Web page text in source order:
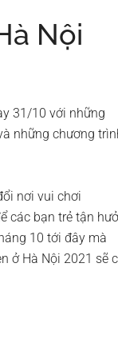
Nội
31/10 với những
những chương
nơi vui chơi
các bạn trẻ tận
10 tới đây mà
ở Hà Nội 2021 sẽ